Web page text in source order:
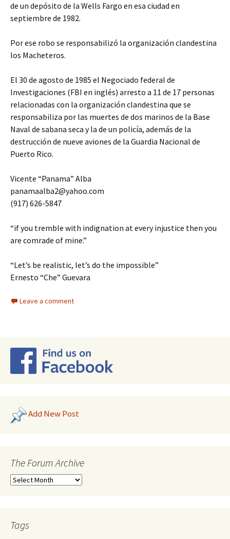
de un depósito de la Wells Fargo en esa ciudad en
septiembre de 1982.
Por ese robo se responsabilizó la organización clandestina
los Macheteros.
El 30 de agosto de 1985 el Negociado federal de
Investigaciones (FBI en inglés) arresto a 11 de 17 personas
relacionadas con la organización clandestina que se
responsabiliza por las muertes de dos marinos de la Base
Naval de sabana seca y la de un policía, además de la
destrucción de nueve aviones de la Guardia Nacional de
Puerto Rico.
Vicente “Panama” Alba
panamaalba2@yahoo.com
(917) 626-5847
“if you tremble with indignation at every injustice then you
are comrade of mine.”
“Let’s be realistic, let’s do the impossible”
Ernesto “Che” Guevara
Leave a comment
Add New Post
The Forum Archive
Tags